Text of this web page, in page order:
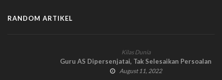
RANDOM ARTIKEL
Kilas Dunia
Guru AS Dipersenjatai, Tak Selesaikan Persoalan
August 11, 2022